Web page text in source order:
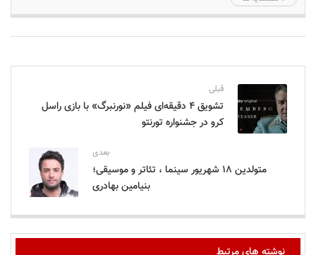
قبلی
تشویق ۴ دقیقه‌‌ای فیلم «نورنبرگ» با بازی راسل
کرو در جشنواره تورنتو
بعدی
متولدین ۱۸ شهریور سینما ، تئاتر و موسیقی؛
بنیامین بهادری